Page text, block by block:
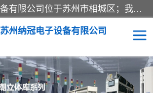
苏州纳冠电子设备有限公司位于苏州市相城区；我司依托国外先进技术结合国内用户的需求，为客户提供具有WMS功能的超低湿快速除湿电子防潮，压缩空气连续干燥柜、智能物料管理氮气储物柜、自制氮氮气柜、防潮氮气组合柜、不锈钢洁净氮气柜、洁净储物柜、石墨舟柜、亮灯导引丝网板存储柜、PCB柔性板气密干燥柜等
苏州纳冠电子设备有限公司
氮气柜